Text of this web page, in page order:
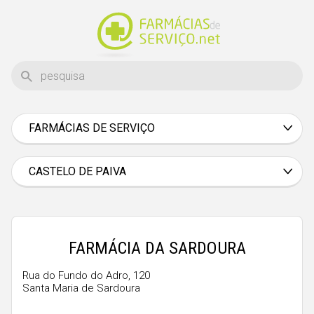
FARMÁCIAS DE SERVIÇO
Braga
Bragança
Castelo Branco
Évora
CASTELO DE PAIVA
FARMÁCIA DA SARDOURA
Rua do Fundo do Adro, 120
Santa Maria de Sardoura